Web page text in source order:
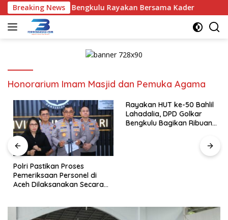
Langsung
ke
konten
Breaking News
DPD Golkar Bengkulu Rayakan Bersama Kader
Honorarium Imam Masjid dan Pemuka Agama
Polri Pastikan Proses
Pemeriksaan Personel di
Aceh Dilaksanakan Secara
Rayakan HUT ke-50 Bahlil
Lahadalia, DPD Golkar
Bengkulu Bagikan Ribuan